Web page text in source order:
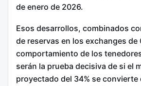
de enero de 2026.
Esos desarrollos, combinados
de reservas en los exchanges de
comportamiento de los
serán la prueba decisiva de si el
proyectado del 34% se convierte